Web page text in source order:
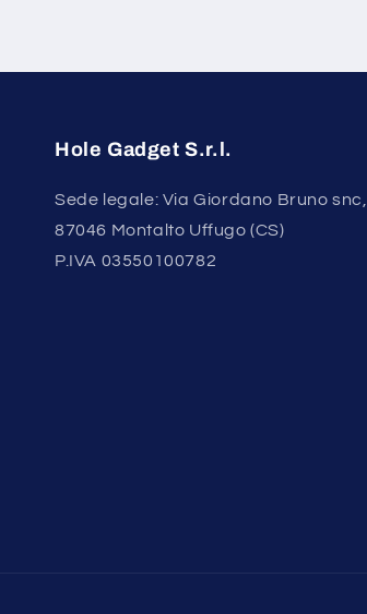
Hole Gadget S.r.l.
Sede legale: Via Giordano Bruno snc,
87046 Montalto Uffugo (CS)
P.IVA 03550100782